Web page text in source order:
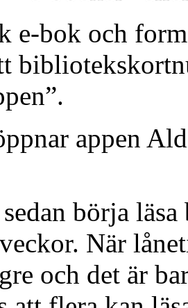
e-bok och
appen
börja
När
och det är